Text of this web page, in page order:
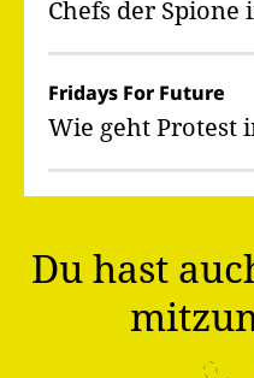
Chefs der Spione
Fridays For Future
Wie geht Protest
Du hast